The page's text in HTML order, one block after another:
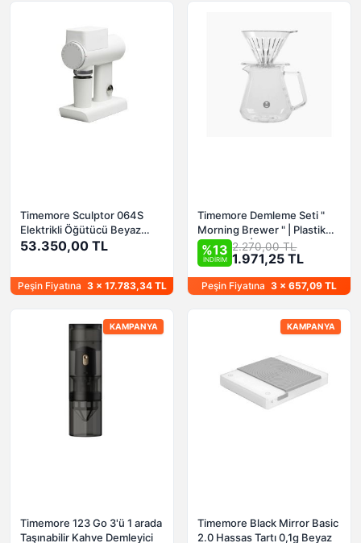
Timemore Sculptor 064S
Elektrikli Öğütücü Beyaz
(Espresso)
53.350,00 TL
Peşin Fiyatına 3 x 17.783,34 TL
Timemore Demleme Seti "
Morning Brewer " | Plastik
Dripper 02| 600ml Server
%13
İNDİRİM
2.270,00 TL
1.971,25 TL
Peşin Fiyatına 3 x 657,09 TL
KAMPANYA
Timemore 123 Go 3'ü 1 arada
Taşınabilir Kahve Demleyici
KAMPANYA
Timemore Black Mirror Basic
2.0 Hassas Tartı 0,1g Beyaz